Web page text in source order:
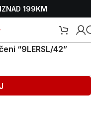
199KM
“9LERSL/42”